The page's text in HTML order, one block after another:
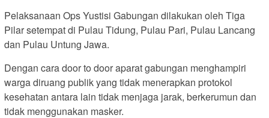
Pelaksanaan Ops Yustisi Gabungan dilakukan oleh Tiga
Pilar setempat di Pulau Tidung, Pulau Pari, Pulau Lancang
dan Pulau Untung Jawa.
Dengan cara door to door aparat gabungan menghampiri
warga diruang publik yang tidak menerapkan protokol
kesehatan antara lain tidak menjaga jarak, berkerumun dan
tidak menggunakan masker.